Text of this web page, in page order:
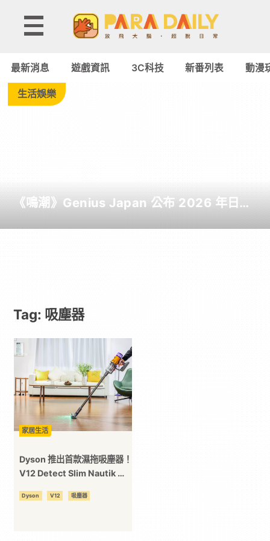
Tag:
塵
Paradaily
-
｜
動
漫
二
次
元
最新消息 遊戲資訊 3C科技 新番列表 動漫
生活娛樂
《鳴潮》Genius Japan 公布 2026 年日本
Tag: 吸塵器
家居生活
Dyson 推出首款濕拖吸塵器！
V12 Detect Slim Nautik 一
Dyson V12 吸塵器